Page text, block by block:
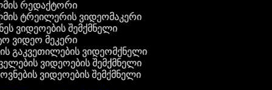
რედაქტორი
ტრეილერის ვიდეომაკერი
ვიდეოების შემქმნელი
ვიდეო მეკერი
გაკვეთილების ვიდეომქნელი
ვიდეოების შემქმნელი
ვიდეოების შემქმნელი